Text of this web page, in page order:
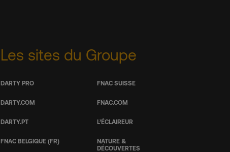
Les sites du Groupe
DARTY PRO
DARTY.COM
DARTY.PT
FNAC BELGIQUE (FR)
FNAC SUISSE
FNAC.COM
L’ÉCLAIREUR
NATURE &
DÉCOUVERTES